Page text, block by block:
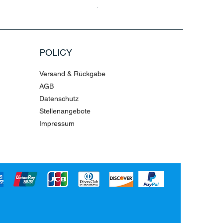
Standardpreis
199,90 €
POLICY
Versand & Rückgabe
AGB
Datenschutz
Stellenangebote
Impressum